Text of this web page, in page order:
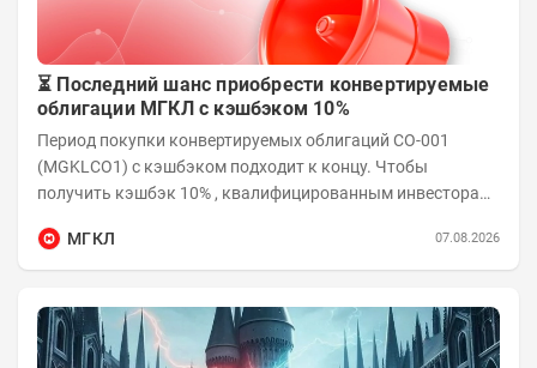
⏳ Последний шанс приобрести конвертируемые
облигации МГКЛ с кэшбэком 10%
Период покупки конвертируемых облигаций СО-001
(MGKLCO1) с кэшбэком подходит к концу. Чтобы
получить кэшбэк 10% , квалифицированным инвесторам
МГКЛ
07.08.2026